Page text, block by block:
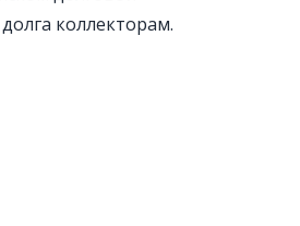
коллекторам.